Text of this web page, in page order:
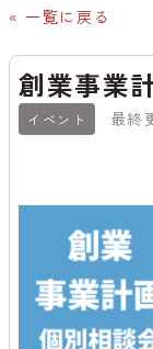
« 一覧に戻る
創業事業
イベント 最終